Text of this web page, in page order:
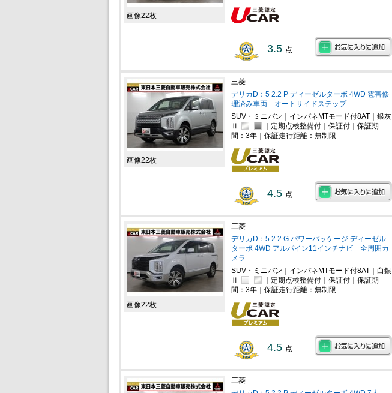
画像22枚
3.5 点
画像22枚
三菱
デリカD：5 2.2 P ディーゼルターボ 4WD 雹害修
理済み車両 オートサイドステップ
SUV・ミニバン｜インパネMTモード付8AT｜銀灰
Ⅱ
｜定期点検整備付｜保証付｜保証期
間：3年｜保証走行距離：無制限
4.5 点
画像22枚
三菱
デリカD：5 2.2 G パワーパッケージ ディーゼル
ターボ 4WD アルパイン11インチナビ 全周囲カ
メラ
SUV・ミニバン｜インパネMTモード付8AT｜白銀
Ⅱ
｜定期点検整備付｜保証付｜保証期
間：3年｜保証走行距離：無制限
4.5 点
三菱